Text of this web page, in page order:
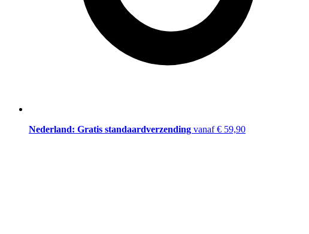
Nederland: Gratis standaardverzending vanaf € 59,90